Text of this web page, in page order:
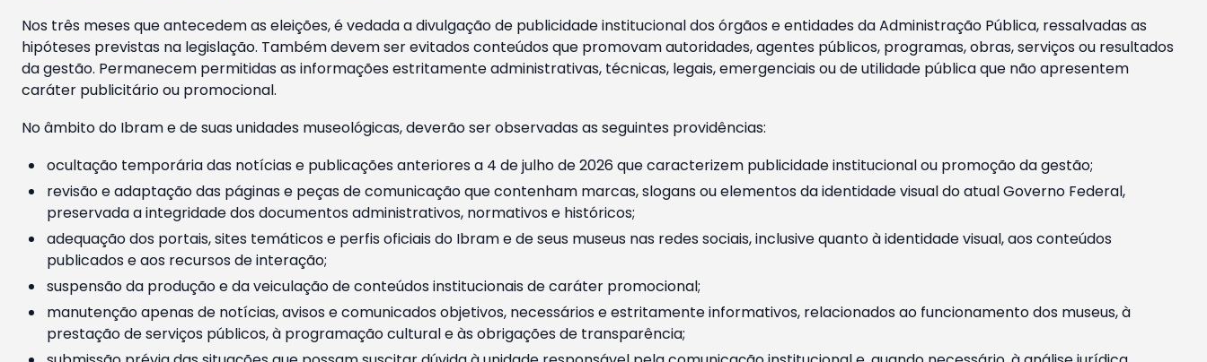
Nos três meses que antecedem as eleições, é vedada a divulgação de publicidade institucional dos órgãos e entidades da Administração Pública, ressalvadas as
hipóteses previstas na legislação. Também devem ser evitados conteúdos que promovam autoridades, agentes públicos, programas, obras, serviços ou resultados
da gestão. Permanecem permitidas as informações estritamente administrativas, técnicas, legais, emergenciais ou de utilidade pública que não apresentem
caráter publicitário ou promocional.
No âmbito do Ibram e de suas unidades museológicas, deverão ser observadas as seguintes providências:
ocultação temporária das notícias e publicações anteriores a 4 de julho de 2026 que caracterizem publicidade institucional ou promoção da gestão;
revisão e adaptação das páginas e peças de comunicação que contenham marcas, slogans ou elementos da identidade visual do atual Governo Federal,
preservada a integridade dos documentos administrativos, normativos e históricos;
adequação dos portais, sites temáticos e perfis oficiais do Ibram e de seus museus nas redes sociais, inclusive quanto à identidade visual, aos conteúdos
publicados e aos recursos de interação;
suspensão da produção e da veiculação de conteúdos institucionais de caráter promocional;
manutenção apenas de notícias, avisos e comunicados objetivos, necessários e estritamente informativos, relacionados ao funcionamento dos museus, à
prestação de serviços públicos, à programação cultural e às obrigações de transparência;